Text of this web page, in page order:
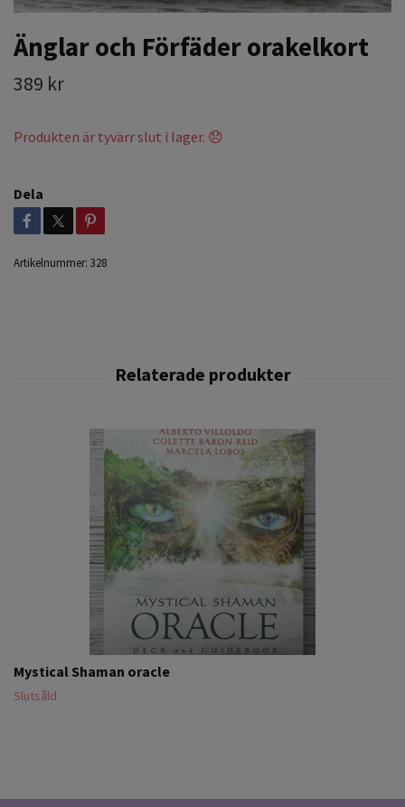
Änglar och Förfäder orakelkort
389 kr
Produkten är tyvärr slut i lager. 😞
Dela
Artikelnummer: 328
Mystical Shaman oracle
Slutsåld